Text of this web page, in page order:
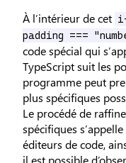
À l’intérieur de cet
padding ===
code spécial qui
TypeScript suit les
programme peut
plus spécifiques
Le procédé de
spécifiques s’appelle
éditeurs de code,